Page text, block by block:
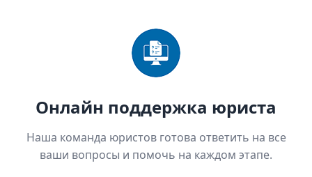
Онлайн поддержка юриста
Наша команда юристов готова ответить на все
ваши вопросы и помочь на каждом этапе.